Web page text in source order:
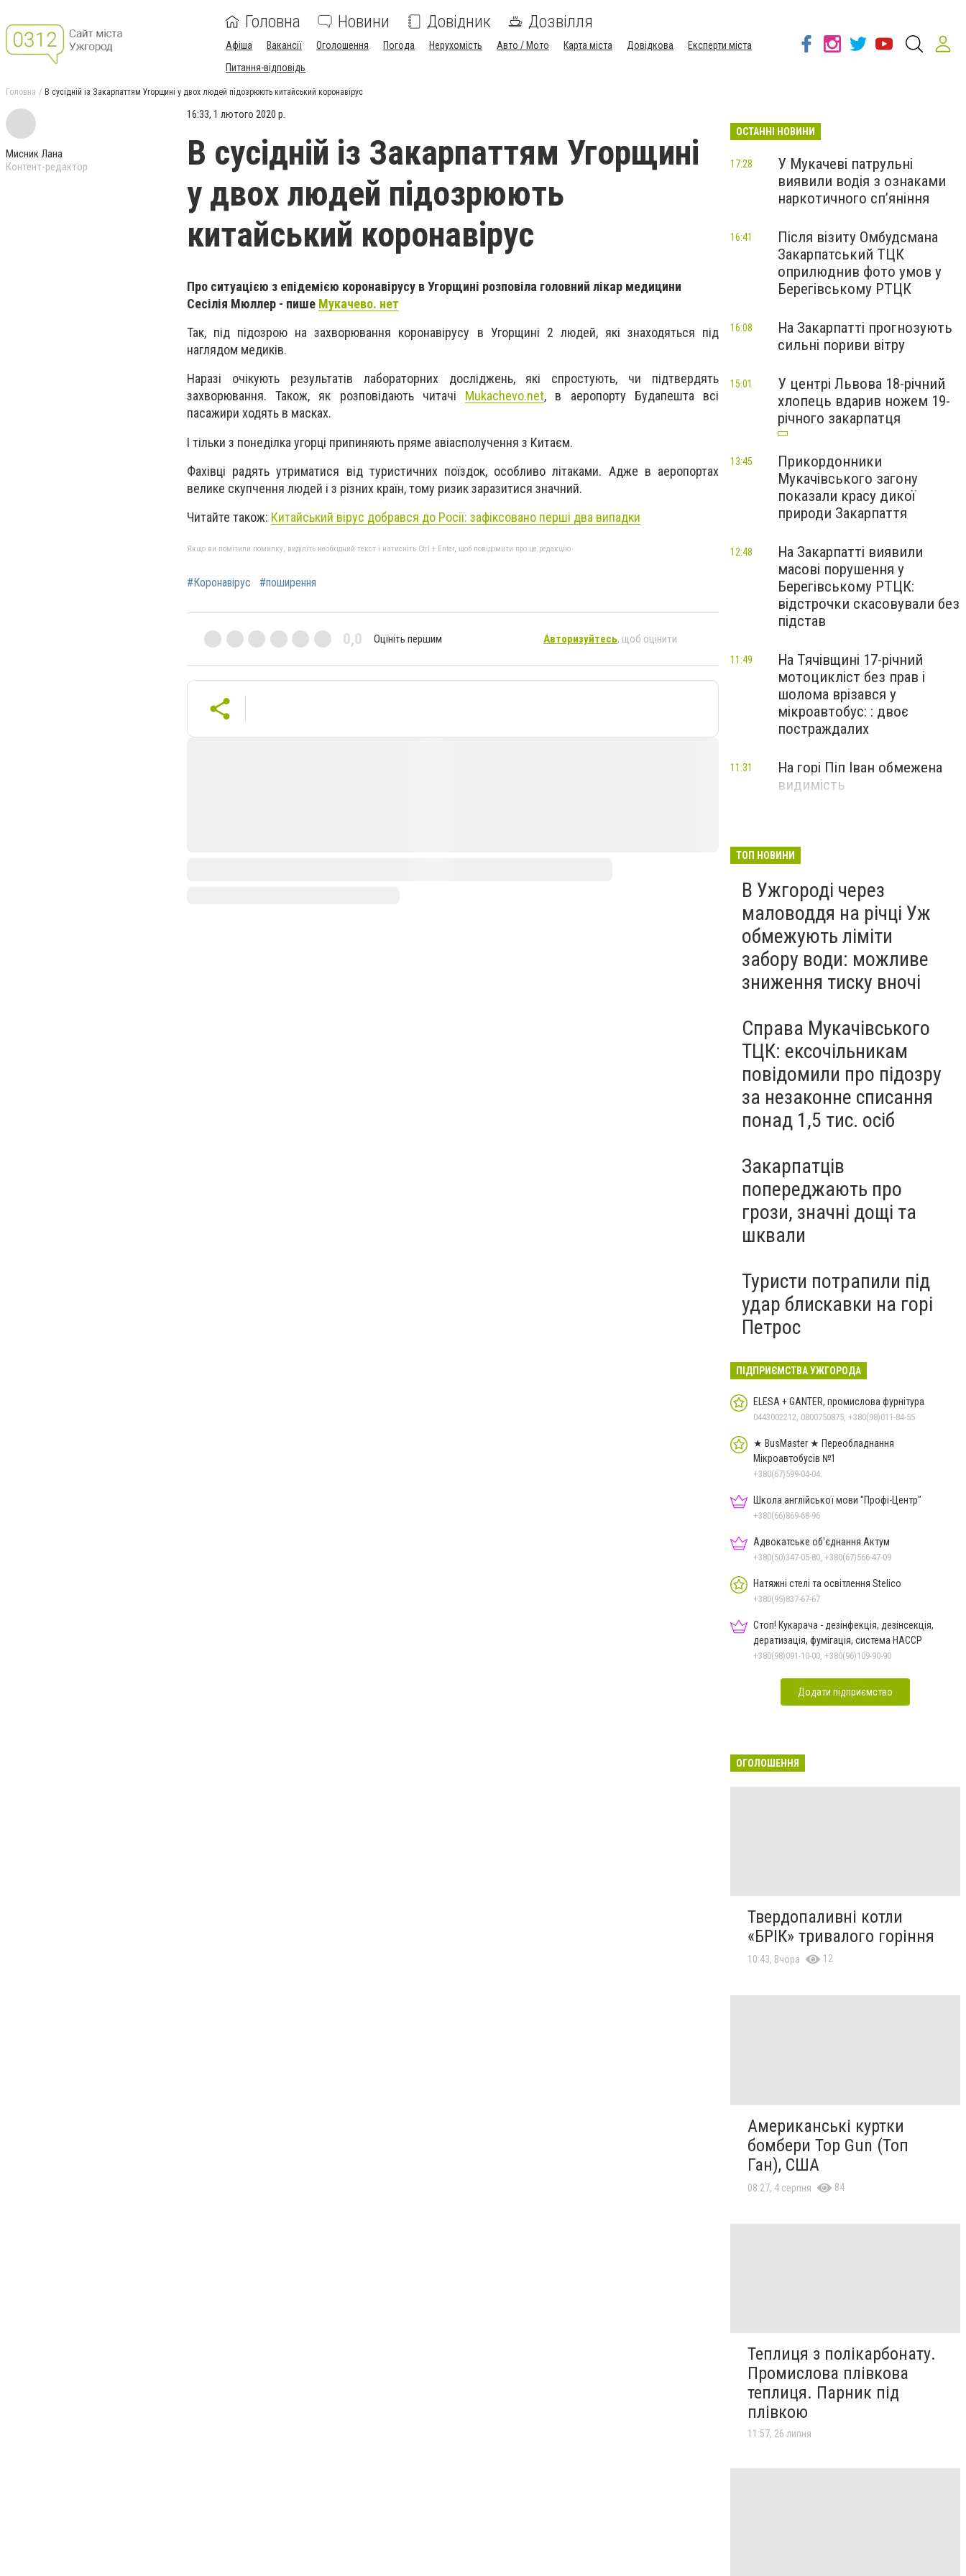
Головна Новини Довідник Дозвілля
Афіша Вакансії Оголошення Погода Нерухомість Авто / Мото Карта міста Довідкова
Експерти міста
Питання-відповідь
Головна В сусідній із Закарпаттям Угорщині у двох людей підозрюють китайський коронавірус
Мисник Лана
Контент-редактор
16:33, 1 лютого 2020 р.
В сусідній із Закарпаттям Угорщині
у двох людей підозрюють
китайський коронавірус
Про ситуацією з епідемією коронавірусу в Угорщині розповіла головний лікар медицини
Сесілія Мюллер - пише Мукачево. нет
Так, під підозрою на захворювання коронавірусу в Угорщині 2 людей, які знаходяться під
наглядом медиків.
Наразі очікують результатів лабораторних досліджень, які спростують, чи підтвердять
захворювання. Також, як розповідають читачі Mukachevo.net, в аеропорту Будапешта всі
пасажири ходять в масках.
І тільки з понеділка угорці припиняють пряме авіасполучення з Китаєм.
Фахівці радять утриматися від туристичних поїздок, особливо літаками. Адже в аеропортах
велике скупчення людей і з різних країн, тому ризик заразитися значний.
Читайте також: Китайський вірус добрався до Росії: зафіксовано перші два випадки
Якщо ви помітили помилку, виділіть необхідний текст і натисніть Ctrl + Enter, щоб повідомити про це редакцію
#Коронавірус #поширення
0,0 Оцініть першим Авторизуйтесь, щоб оцінити
ОСТАННІ НОВИНИ
У Мукачеві патрульні
виявили водія з ознаками
наркотичного сп’яніння
17:28
Після візиту Омбудсмана
Закарпатський ТЦК
оприлюднив фото умов у
Берегівському РТЦК
16:41
На Закарпатті прогнозують
сильні пориви вітру
16:08
У центрі Львова 18-річний
хлопець вдарив ножем 19-
річного закарпатця
15:01
Прикордонники
Мукачівського загону
показали красу дикої
природи Закарпаття
13:45
На Закарпатті виявили
масові порушення у
Берегівському РТЦК:
відстрочки скасовували без
підстав
12:48
На Тячівщині 17-річний
мотоцикліст без прав і
шолома врізався у
мікроавтобус: : двоє
постраждалих
11:49
На горі Піп Іван обмежена
видимість
11:31
ТОП НОВИНИ
В Ужгороді через
маловоддя на річці Уж
обмежують ліміти
забору води: можливе
зниження тиску вночі
Справа Мукачівського
ТЦК: ексочільникам
повідомили про підозру
за незаконне списання
понад 1,5 тис. осіб
Закарпатців
попереджають про
грози, значні дощі та
шквали
Туристи потрапили під
удар блискавки на горі
Петрос
ПІДПРИЄМСТВА УЖГОРОДА
ELESA + GANTER, промислова фурнітура
0443002212, 0800750875, +380(98)011-84-55
★ BusMaster ★ Переобладнання
Мікроавтобусів №1
+380(67)599-04-04
Школа англійської мови "Профі-Центр"
+380(66)869-68-96
Адвокатське об'єднання Актум
+380(50)347-05-80, +380(67)566-47-09
Натяжні стелі та освітлення Stelico
+380(95)837-67-67
Стоп! Кукарача - дезінфекція, дезінсекція,
дератизація, фумігація, система HACCP
+380(98)091-10-00, +380(96)109-90-90
Додати підприємство
ОГОЛОШЕННЯ
Твердопаливні котли
«БРІК» тривалого горіння
10:43, Вчора 12
Американські куртки
бомбери Top Gun (Топ
Ган), США
08:27, 4 серпня 84
Теплиця з полікарбонату.
Промислова плівкова
теплиця. Парник під
плівкою
11:57, 26 липня